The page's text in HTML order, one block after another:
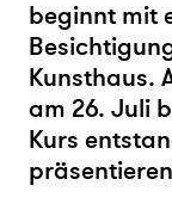
beginnt mit
Kunsthaus.
am 26. Juli
Kurs